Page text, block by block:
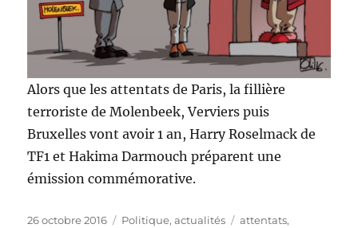
Alors que les attentats de Paris, la fillière
terroriste de Molenbeek, Verviers puis
Bruxelles vont avoir 1 an, Harry Roselmack de
TF1 et Hakima Darmouch préparent une
émission commémorative.
Publié
26 octobre 2016 Catégories
Politique, actualités Étiquettes
attentats,